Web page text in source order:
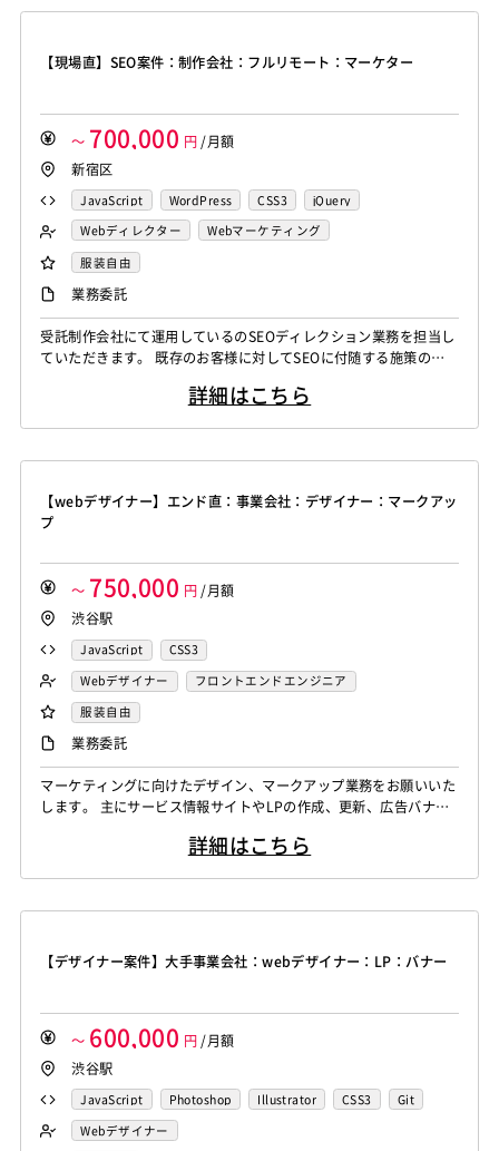
業務支援（リソース管理、プ...
【現場直】SEO案件：制作会社：フルリモート：マーケター
～ 700,000 円 /月額
新宿区
JavaScript WordPress CSS3
jQuery
Webディレクター
Webマーケティング
フロントエンドエンジニア
服装自由
業務委託
受託制作会社にて運用しているのSEOディレクション業務を担当し
ていただきます。 既存のお客様に対してSEOに付随する施策の詳
や、大まかな企画は営業（コンサル）サイドで固めるため、 実行
す...
詳細はこちら
【webデザイナー】エンド直：事業会社：デザイナー：マークアッ
プ
～ 750,000 円 /月額
渋谷駅
JavaScript
CSS3
Webデザイナー
フロントエンドエンジニア
服装自由
業務委託
マーケティングに向けたデザイン、マークアップ業務をお願いいた
します。 主にサービス情報サイトやLPの作成、更新、広告バナー
詳細はこちら
【デザイナー案件】大手事業会社：webデザイナー：LP：バナー
～ 600,000 円 /月額
渋谷駅
JavaScript Photoshop Illustrator CSS3
Git
Webデザイナー